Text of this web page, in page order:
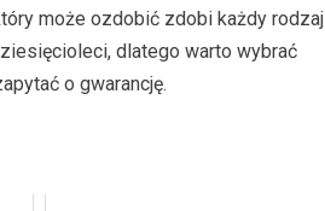
może ozdobić zdobi każdy rodzaj
dlatego warto wybrać
o gwarancję.